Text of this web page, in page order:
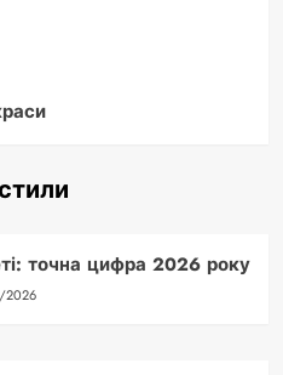
точна цифра 2026 року